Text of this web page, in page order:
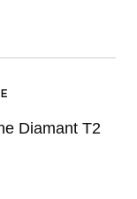
Diamant T2